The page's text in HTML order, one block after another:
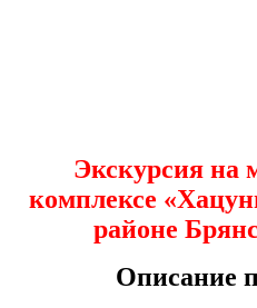
Экскурсия на
комплексе
районе
Описание